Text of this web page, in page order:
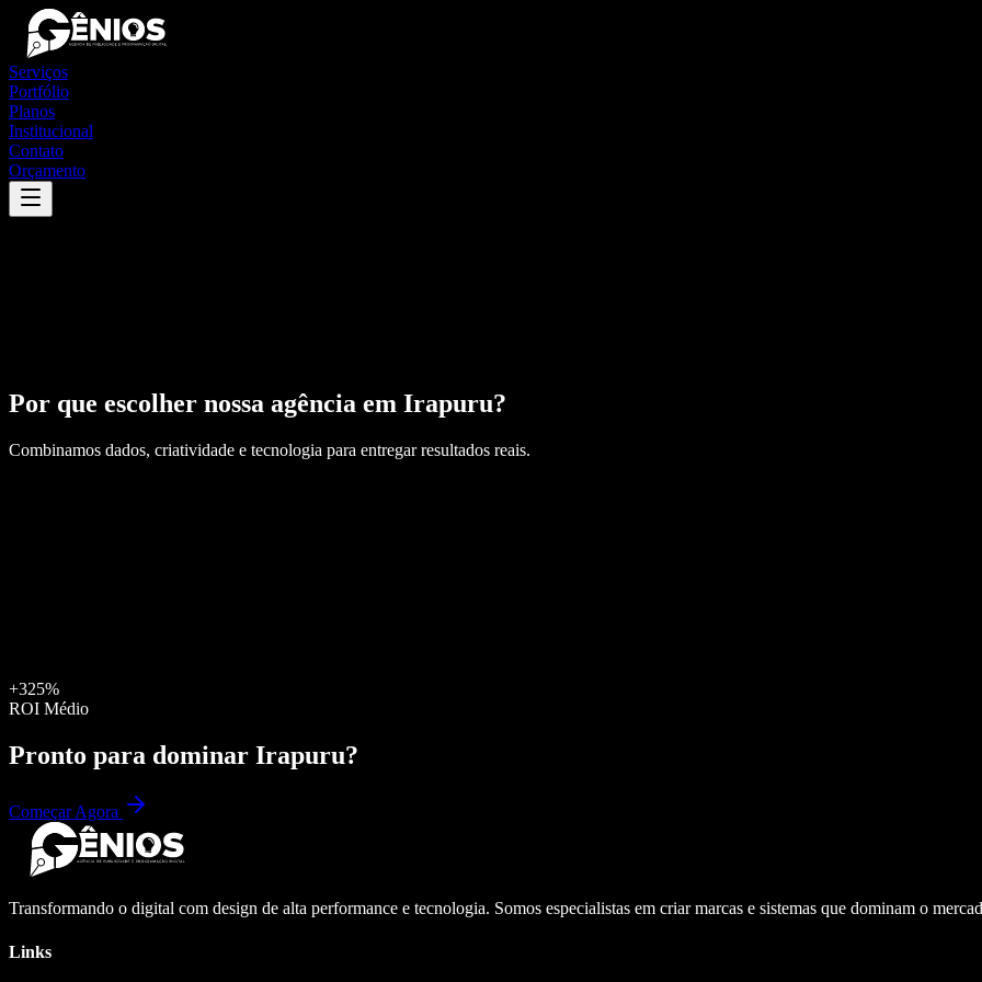
Serviços
Portfólio
Planos
Institucional
Contato
Orçamento
Por que escolher nossa agência em Irapuru?
Combinamos dados, criatividade e tecnologia para entregar resultados reais.
+325%
ROI Médio
Pronto para dominar Irapuru?
Começar Agora
Transformando o digital com design de alta performance e tecnologia. Somos especialistas em criar marcas e sistemas que dominam o
Links